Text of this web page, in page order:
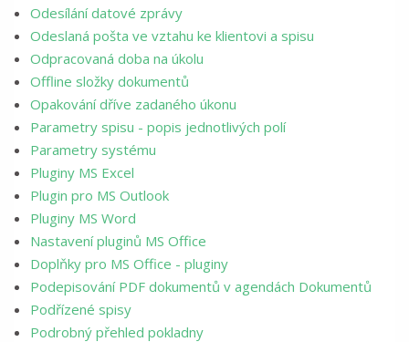
Odesílání datové zprávy
Odeslaná pošta ve vztahu ke klientovi a spisu
Odpracovaná doba na úkolu
Offline složky dokumentů
Opakování dříve zadaného úkonu
Parametry spisu - popis jednotlivých polí
Parametry systému
Pluginy MS Excel
Plugin pro MS Outlook
Pluginy MS Word
Nastavení pluginů MS Office
Doplňky pro MS Office - pluginy
Podepisování PDF dokumentů v agendách Dokumentů
Podřízené spisy
Podrobný přehled pokladny